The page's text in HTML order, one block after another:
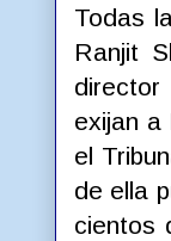
Todas
Ranjit
exijan a
el
de ella
cientos